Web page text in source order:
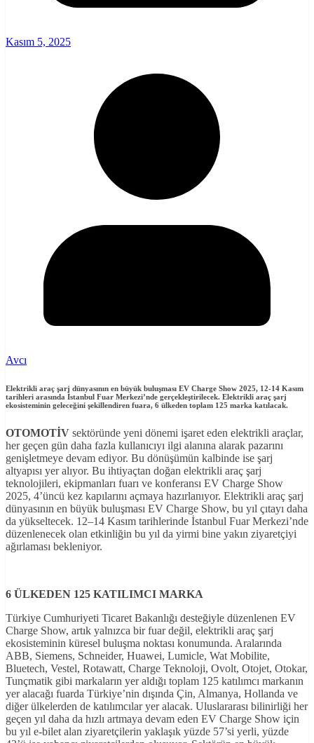
Kasım 5, 2025
Avcı
Elektrikli araç şarj dünyasının en büyük buluşması EV Charge Show 2025, 12-14 Kasım
tarihleri arasında İstanbul Fuar Merkezi’nde gerçekleştirilecek. Elektrikli araç şarj
ekosisteminin geleceğini şekillendiren fuara, 6 ülkeden toplam 125 marka katılacak.
OTOMOTİV sektöründe yeni dönemi işaret eden elektrikli araçlar,
her geçen gün daha fazla kullanıcıyı ilgi alanına alarak pazarını
genişletmeye devam ediyor. Bu dönüşümün kalbinde ise şarj
altyapısı yer alıyor. Bu ihtiyaçtan doğan elektrikli araç şarj
teknolojileri, ekipmanları fuarı ve konferansı EV Charge Show
2025, 4’üncü kez kapılarını açmaya hazırlanıyor. Elektrikli araç şarj
dünyasının en büyük buluşması EV Charge Show, bu yıl çıtayı daha
da yükseltecek. 12–14 Kasım tarihlerinde İstanbul Fuar Merkezi’nde
düzenlenecek olan etkinliğin bu yıl da yirmi bine yakın ziyaretçiyi
ağırlaması bekleniyor.
6 ÜLKEDEN 125 KATILIMCI MARKA
Türkiye Cumhuriyeti Ticaret Bakanlığı desteğiyle düzenlenen EV
Charge Show, artık yalnızca bir fuar değil, elektrikli araç şarj
ekosisteminin küresel buluşma noktası konumunda. Aralarında
ABB, Siemens, Schneider, Huawei, Lumicle, Wat Mobilite,
Bluetech, Vestel, Rotawatt, Charge Teknoloji, Ovolt, Otojet, Otokar,
Tunçmatik gibi markaların yer aldığı toplam 125 katılımcı markanın
yer alacağı fuarda Türkiye’nin dışında Çin, Almanya, Hollanda ve
diğer ülkelerden de katılımcılar yer alacak. Uluslararası bilinirliği her
geçen yıl daha da hızlı artmaya devam eden EV Charge Show için
bu yıl e-bilet alan ziyaretçilerin yaklaşık yüzde 57’si yerli, yüzde